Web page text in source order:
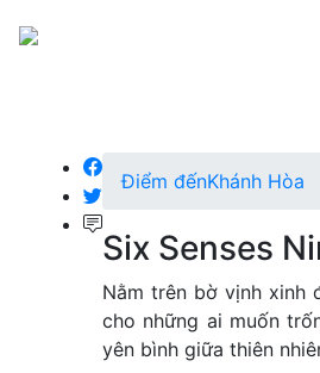
Điểm đếnKhánh Hòa
Six Senses
Nằm trên bờ vịnh xinh
cho những ai muốn
yên bình giữa thiên